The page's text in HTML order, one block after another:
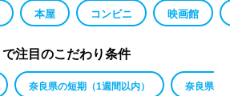
本屋 コンビニ 映画館
注目のこだわり条件
奈良県の短期（1週間以内） 奈良県の